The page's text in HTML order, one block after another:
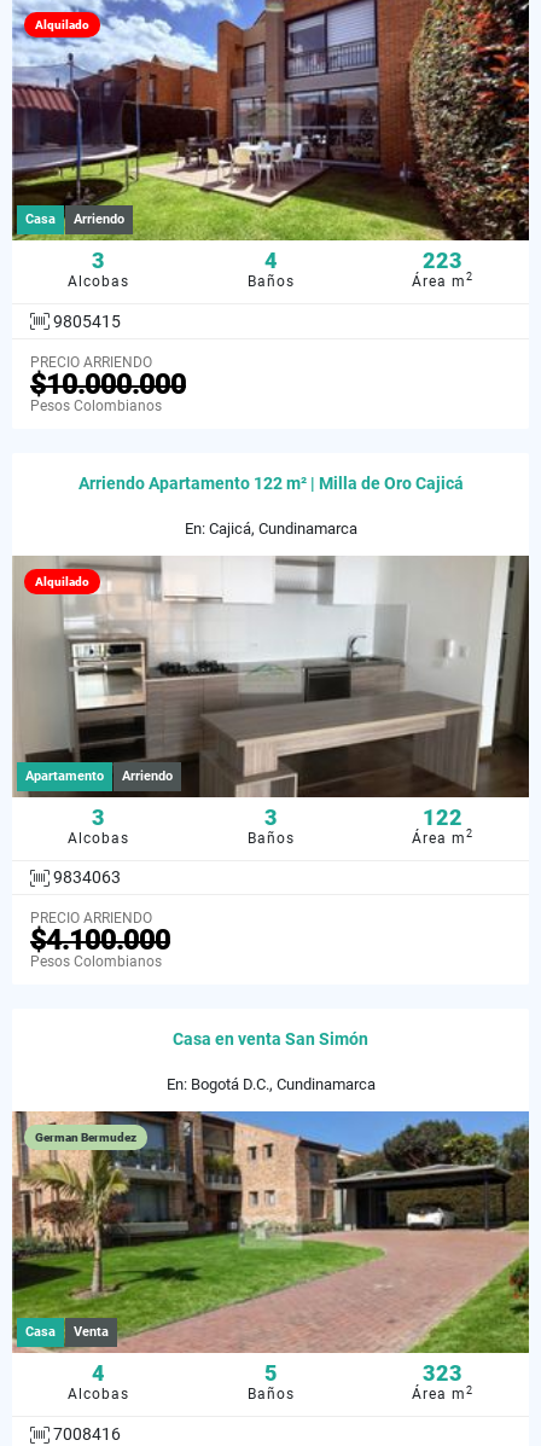
Alquilado
Casa Arriendo
3
Alcobas
4
Baños
223
Área m2
9805415
PRECIO ARRIENDO
$10.000.000
Pesos Colombianos
Arriendo Apartamento 122 m² | Milla de Oro Cajicá
En: Cajicá, Cundinamarca
Alquilado
Apartamento Arriendo
3
Alcobas
3
Baños
122
Área m2
9834063
PRECIO ARRIENDO
$4.100.000
Pesos Colombianos
Casa en venta San Simón
En: Bogotá D.C., Cundinamarca
German Bermudez
Casa Venta
4
Alcobas
5
Baños
323
Área m2
7008416